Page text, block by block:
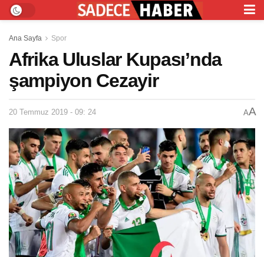
Ana Sayfa Spor
Afrika Uluslar Kupası’nda
şampiyon Cezayir
20 Temmuz 2019 - 09: 24 AA